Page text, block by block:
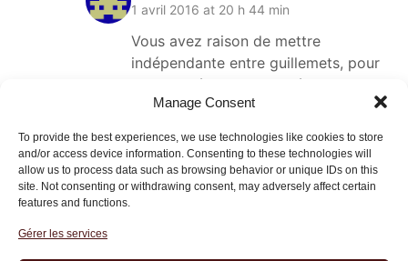
Manage Consent
To provide the best experiences, we use technologies like cookies to store
and/or access device information. Consenting to these technologies will
allow us to process data such as browsing behavior or unique IDs on this
site. Not consenting or withdrawing consent, may adversely affect certain
features and functions.
Gérer les services
1 avril 2016 at 20 h 44 min
Vous avez raison de mettre
indépendante entre guillemets, pour
TV Libertés. Elle est indépendante de
beaucoup de monde, mais pas de
Le directeur d’antenne de TV
Libertés est Gilles Arnaud, ancien